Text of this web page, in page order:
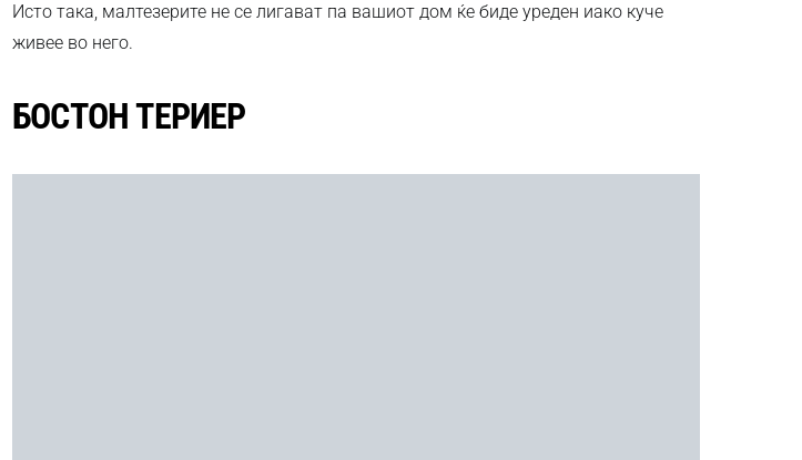
Исто така, малтезерите не се лигават па вашиот дом ќе биде уреден иако куче
живее во него.
БОСТОН ТЕРИЕР